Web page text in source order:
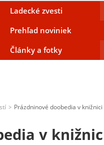
Ladecké zvesti
Prehľad noviniek
Články a fotky
> Prázdninové doobedia v
v